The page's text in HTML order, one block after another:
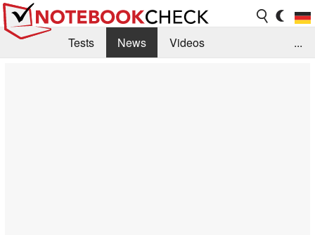
Tests News
Videos
...